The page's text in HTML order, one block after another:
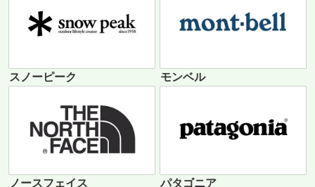
スノーピーク モンベル
ノースフェイス パタゴニア